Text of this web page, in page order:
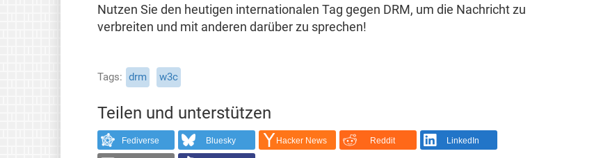
Nutzen Sie den heutigen internationalen Tag gegen DRM, um die Nachricht zu
verbreiten und mit anderen darüber zu sprechen!
Tags drm w3c
Teilen und unterstützen
Fediverse Bluesky Hacker News Reddit LinkedIn